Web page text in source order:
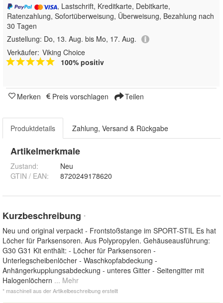
, Lastschrift, Kreditkarte, Debitkarte,
Ratenzahlung, Sofortüberweisung, Überweisung, Bezahlung nach
30 Tagen
Zustellung: Do, 13. Aug. bis Mo, 17. Aug.
Verkäufer: Viking Choice
100% positiv
Merken Preis vorschlagen Teilen
Produktdetails Zahlung, Versand & Rückgabe
Artikelmerkmale
Zustand:
Neu
GTIN / EAN:
8720249178620
Kurzbeschreibung *
Neu und original verpackt - Frontstoßstange im SPORT-STIL Es hat
Löcher für Parksensoren. Aus Polypropylen. Gehäuseausführung:
G30 G31 Kit enthält: - Löcher für Parksensoren -
Unterlegscheibenlöcher - Waschkopfabdeckung -
Anhängerkupplungsabdeckung - unteres Gitter - Seitengitter mit
Halogenlöchern ... Mehr
* maschinell aus der Artikelbeschreibung erstellt